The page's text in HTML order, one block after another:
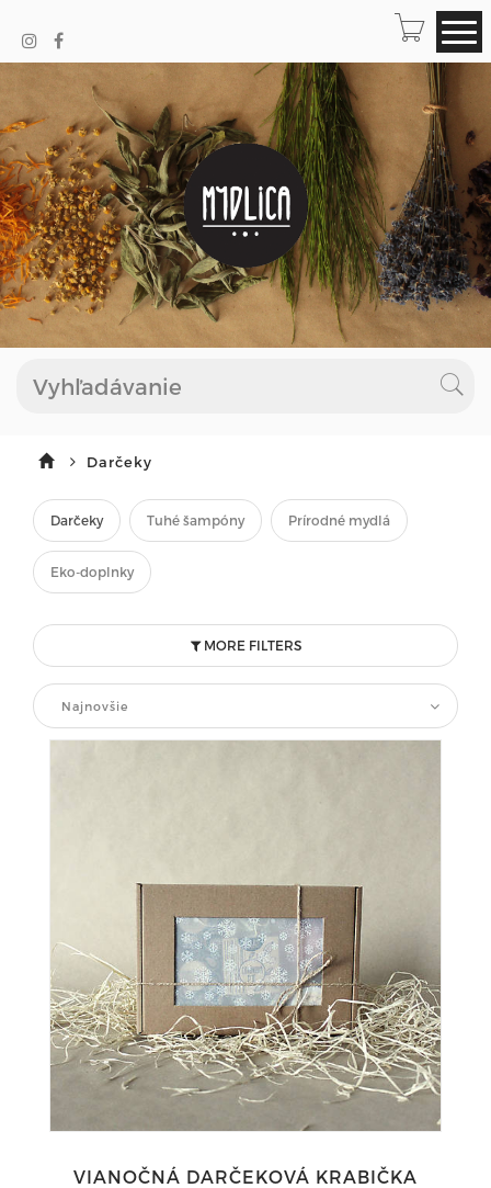
Darčeky
Darčeky Tuhé šampóny Prírodné mydlá
Eko-doplnky
MORE FILTERS
Najnovšie
VIANOČNÁ DARČEKOVÁ KRABIČKA